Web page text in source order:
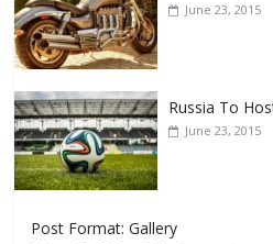
June 23, 2015
Russia To
June 23, 2015
Post Format: Gallery